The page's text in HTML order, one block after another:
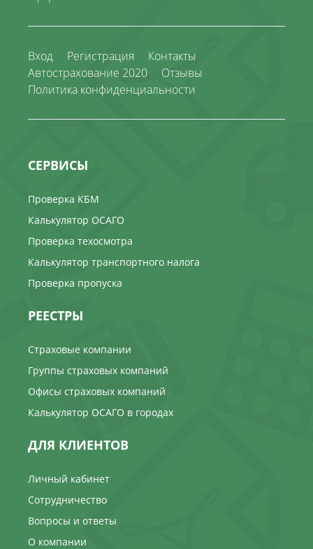
Вход Регистрация
Контакты
Автострахование 2020
Отзывы
Политика конфиденциальности
СЕРВИСЫ
Проверка КБМ
Калькулятор ОСАГО
Проверка техосмотра
Калькулятор транспортного налога
Проверка пропуска
РЕЕСТРЫ
Страховые компании
Группы страховых компаний
Офисы страховых компаний
Калькулятор ОСАГО в городах
ДЛЯ КЛИЕНТОВ
Личный кабинет
Сотрудничество
Вопросы и ответы
О компании